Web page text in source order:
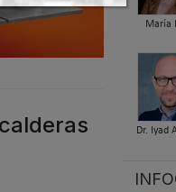
María
Dr. Iyad